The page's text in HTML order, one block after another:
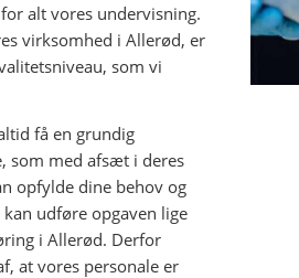
alt vores undervisning.
virksomhed i Allerød, er
som vi
få en grundig
som med afsæt i deres
opfylde dine behov og
udføre opgaven lige
i Allerød. Derfor
at vores personale er